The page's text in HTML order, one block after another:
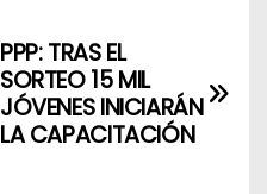
PPP: TRAS EL
SORTEO 15 MIL
JÓVENES INICIARÁN
LA CAPACITACIÓN